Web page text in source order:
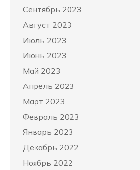
Сентябрь 2023
Август 2023
Июль 2023
Июнь 2023
Май 2023
Апрель 2023
Март 2023
Февраль 2023
Январь 2023
Декабрь 2022
Ноябрь 2022